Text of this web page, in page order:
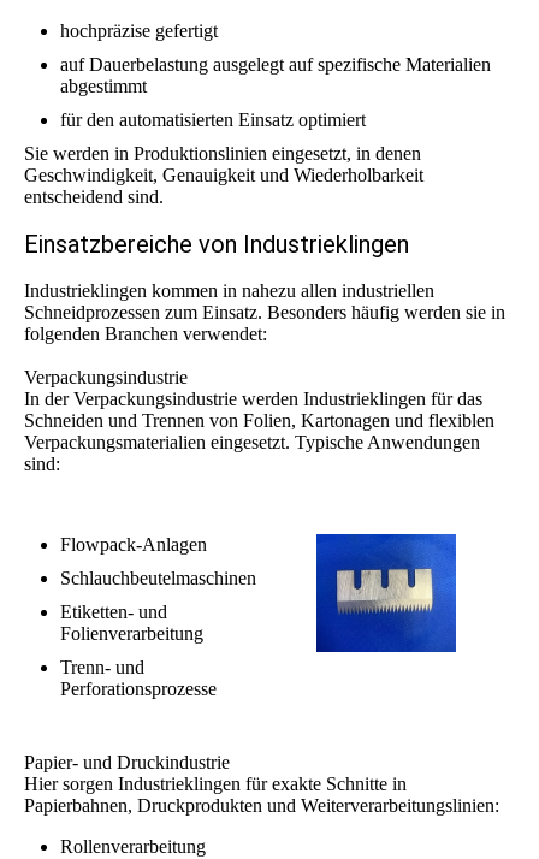
hochpräzise gefertigt
auf Dauerbelastung ausgelegt auf spezifische Materialien
abgestimmt
für den automatisierten Einsatz optimiert
Sie werden in Produktionslinien eingesetzt, in denen
Geschwindigkeit, Genauigkeit und Wiederholbarkeit
entscheidend sind.
Einsatzbereiche von Industrieklingen
Industrieklingen kommen in nahezu allen industriellen
Schneidprozessen zum Einsatz. Besonders häufig werden sie in
folgenden Branchen verwendet:
Verpackungsindustrie
In der Verpackungsindustrie werden Industrieklingen für das
Schneiden und Trennen von Folien, Kartonagen und flexiblen
Verpackungsmaterialien eingesetzt. Typische Anwendungen
sind:
Flowpack-Anlagen
Schlauchbeutelmaschinen
Etiketten- und
Folienverarbeitung
Trenn- und
Perforationsprozesse
Papier- und Druckindustrie
Hier sorgen Industrieklingen für exakte Schnitte in
Papierbahnen, Druckprodukten und Weiterverarbeitungslinien:
Rollenverarbeitung